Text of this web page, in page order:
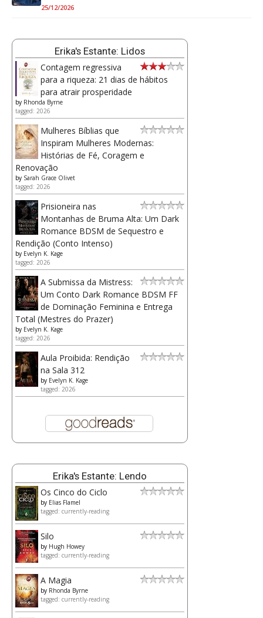
25/12/2026
Erika's Estante: Lidos
Contagem regressiva
para a riqueza: 21 dias de hábitos
para atrair prosperidade
by Rhonda Byrne
tagged: 2026
Mulheres Bíblias que
Inspiram Mulheres Modernas:
Histórias de Fé, Coragem e
Renovação
by Sarah Grace Olivet
tagged: 2026
Prisioneira nas
Montanhas de Bruma Alta: Um Dark
Romance BDSM de Sequestro e
Rendição (Conto Intenso)
by Evelyn K. Kage
tagged: 2026
A Submissa da Mistress:
Um Conto Dark Romance BDSM FF
de Dominação Feminina e Entrega
Total (Mestres do Prazer)
by Evelyn K. Kage
tagged: 2026
Aula Proibida: Rendição
na Sala 312
by Evelyn K. Kage
tagged: 2026
Erika's Estante: Lendo
Os Cinco do Ciclo
by Elias Flamel
tagged: currently-reading
Silo
by Hugh Howey
tagged: currently-reading
A Magia
by Rhonda Byrne
tagged: currently-reading